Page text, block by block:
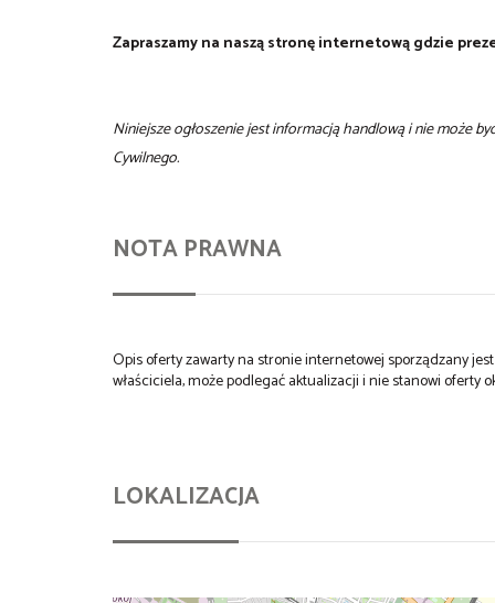
Zapraszamy na naszą stronę internetową gdzie
Niniejsze ogłoszenie jest informacją handlową i nie może
Cywilnego.
NOTA PRAWNA
Opis oferty zawarty na stronie internetowej sporządzany
właściciela, może podlegać aktualizacji i nie stanowi oferty
LOKALIZACJA